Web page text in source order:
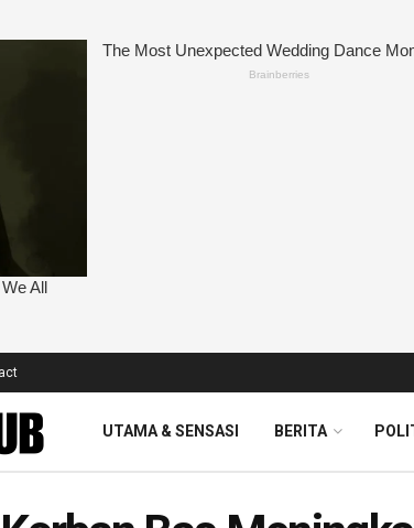
UTAMA & SENSASI BERITA